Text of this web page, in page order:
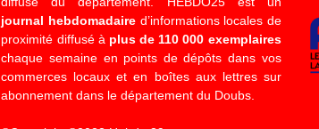
journal hebdomadaired’informations locales de
proximité diffusé à plus de 110 000 exemplaires
chaque semaine en points de dépôts dans vos
commerces locaux et en boîtes aux lettres sur
abonnement dans le département du Doubs.